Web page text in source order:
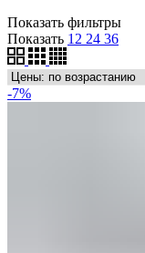
Показать фильтры
Показать 12 24 36
-7%